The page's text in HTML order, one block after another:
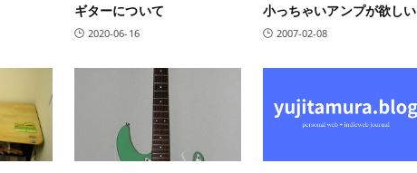
ギターについて
2020-06-16
小っちゃいアンプが欲しい
2007-02-08